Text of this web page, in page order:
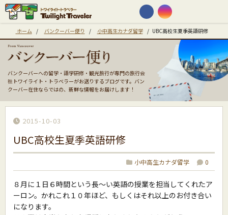
ホーム / バンクーバー便り / 小中高生カナダ留学 / UBC高校生夏季英語研修
バンクーバーへの留学・語学研修・観光旅行が専門の旅行会
社トワイライト・トラベラーがお送りするブログです。バン
クーバー在住ならではの、新鮮な情報をお届けします！
2015-10-03
UBC高校生夏季英語研修
小中高生カナダ留学 0
８月に１日６時間という長〜い英語の授業を担当してくれたア
ーロン。かれこれ１０年ほど、もしくはそれ以上のお付き合い
になります。